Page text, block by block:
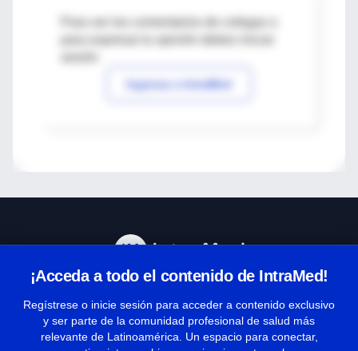
Para ver los comentarios de colegas o
Ingresar a IntraMed
¡Acceda a todo el contenido de IntraMed!
Regístrese o inicie sesión para acceder a contenido exclusivo
y ser parte de la comunidad profesional de salud más
relevante de Latinoamérica. Un espacio para conectar,
Términos y condiciones